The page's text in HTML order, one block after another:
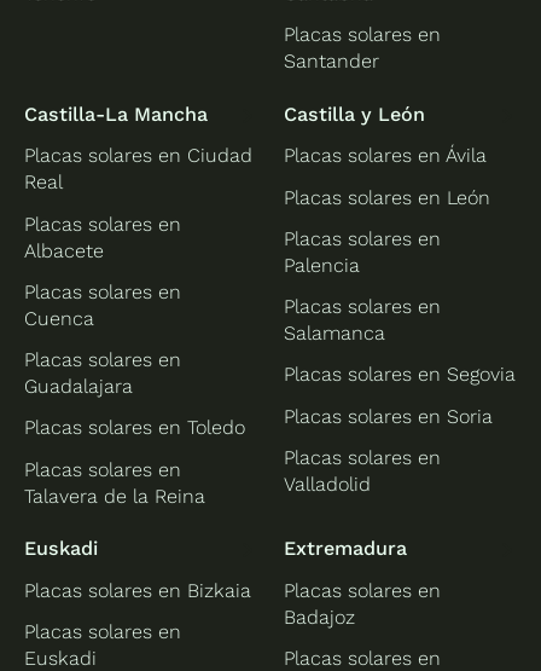
Placas solares en
Santander
Castilla-La Mancha
Placas solares en Ciudad
Real
Placas solares en
Albacete
Placas solares en
Cuenca
Placas solares en
Guadalajara
Placas solares en Toledo
Placas solares en
Talavera de la Reina
Castilla y León
Placas solares en Ávila
Placas solares en León
Placas solares en
Palencia
Placas solares en
Salamanca
Placas solares en Segovia
Placas solares en Soria
Placas solares en
Valladolid
Euskadi
Placas solares en Bizkaia
Placas solares en
Euskadi
Extremadura
Placas solares en
Badajoz
Placas solares en